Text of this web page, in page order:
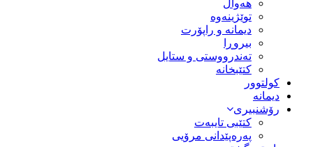
هەواڵ
توێژینەوە
دیمانە و راپۆرت
بیروڕا
تەندرووستی و ستایل
کتێبخانە
کولتوور
دیمانە
رۆشنبیری
کتێبی تایبەت
پەرەپێدانی مرۆیی